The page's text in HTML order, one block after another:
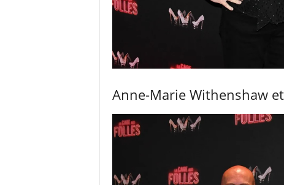
Anne-Marie Withenshaw